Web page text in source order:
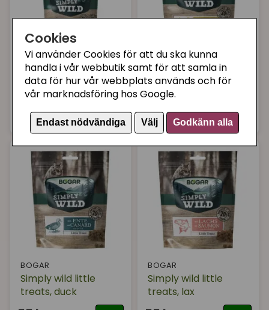
Cookies
Vi använder Cookies för att du ska kunna
handla i vår webbutik samt för att samla in
data för hur vår webbplats används och för
vår marknadsföring hos Google.
Endast nödvändiga Välj Godkänn alla
BOGAR
Simply wild gourmet
chips, salmon
59 kr Köp
BOGAR
Simply wild little
treats, chicken
59 kr Köp
BOGAR
Simply wild little
treats, duck
BOGAR
Simply wild little
treats, lax